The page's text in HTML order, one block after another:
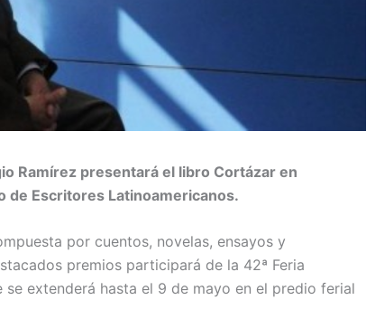
Ramírez presentará el libro Cortázar en
de Escritores Latinoamericanos.
por cuentos, novelas, ensayos y
premios participará de la 42ª Feria
extenderá hasta el 9 de mayo en el predio ferial